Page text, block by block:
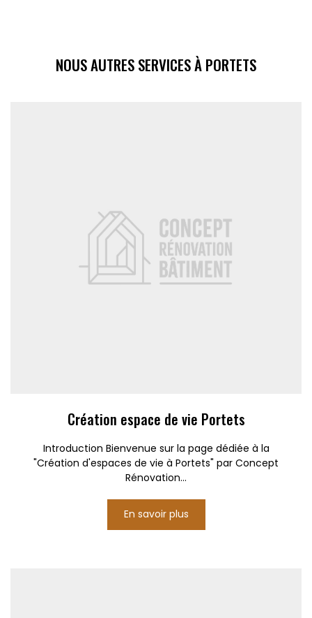
NOUS AUTRES SERVICES À PORTETS
Création espace de vie Portets
Introduction Bienvenue sur la page dédiée à la
"Création d'espaces de vie à Portets" par Concept
Rénovation...
En savoir plus